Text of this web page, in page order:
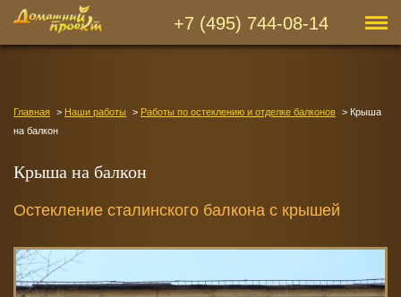
+7 (495) 744-08-14
Главная Наши работы Работы по остеклению и отделке балконов
Крыша
на балкон
Крыша на балкон
Остекление сталинского балкона с крышей